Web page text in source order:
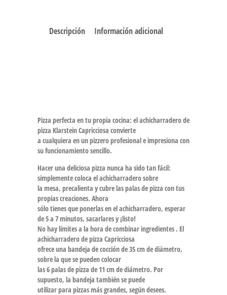
Descripción Información adicional
Pizza perfecta en tu propia cocina: el achicharradero de
pizza Klarstein Capricciosa convierte
a cualquiera en un pizzero profesional e impresiona con
su funcionamiento sencillo.
Hacer una deliciosa pizza nunca ha sido tan fácil:
simplemente coloca el achicharradero sobre
la mesa, precalienta y cubre las palas de pizza con tus
propias creaciones. Ahora
sólo tienes que ponerlas en el achicharradero, esperar
de 5 a 7 minutos, sacarlares y ¡listo!
No hay límites a la hora de combinar ingredientes . El
achicharradero de pizza Capricciosa
ofrece una bandeja de cocción de 35 cm de diámetro,
sobre la que se pueden colocar
las 6 palas de pizza de 11 cm de diámetro. Por
supuesto, la bandeja también se puede
utilizar para pizzas más grandes, según desees.